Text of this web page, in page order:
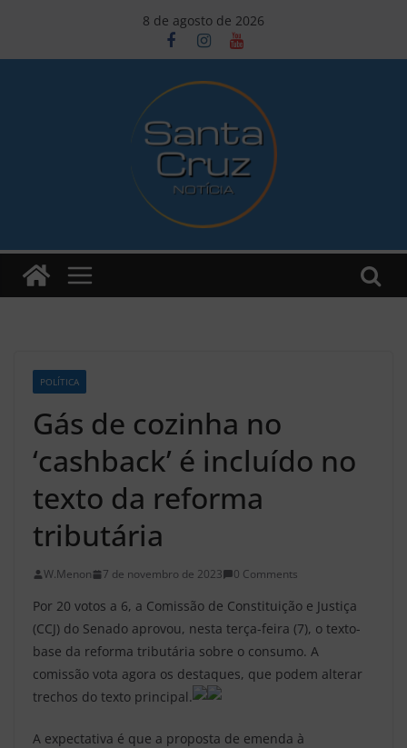
o
8 de agosto de 2026
POLÍTICA
Gás de cozinha no
‘cashback’ é incluído no
texto da reforma
tributária
W.Menon 7 de novembro de 2023 0 Comments
Por 20 votos a 6, a Comissão de Constituição e Justiça
(CCJ) do Senado aprovou, nesta terça-feira (7), o texto-
base da reforma tributária sobre o consumo. A
comissão vota agora os destaques, que podem alterar
trechos do texto principal.
A expectativa é que a proposta de emenda à